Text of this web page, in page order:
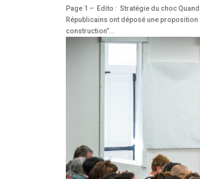
Page 1 – Edito : Stratégie du choc
Républicains ont déposé une
construction”...